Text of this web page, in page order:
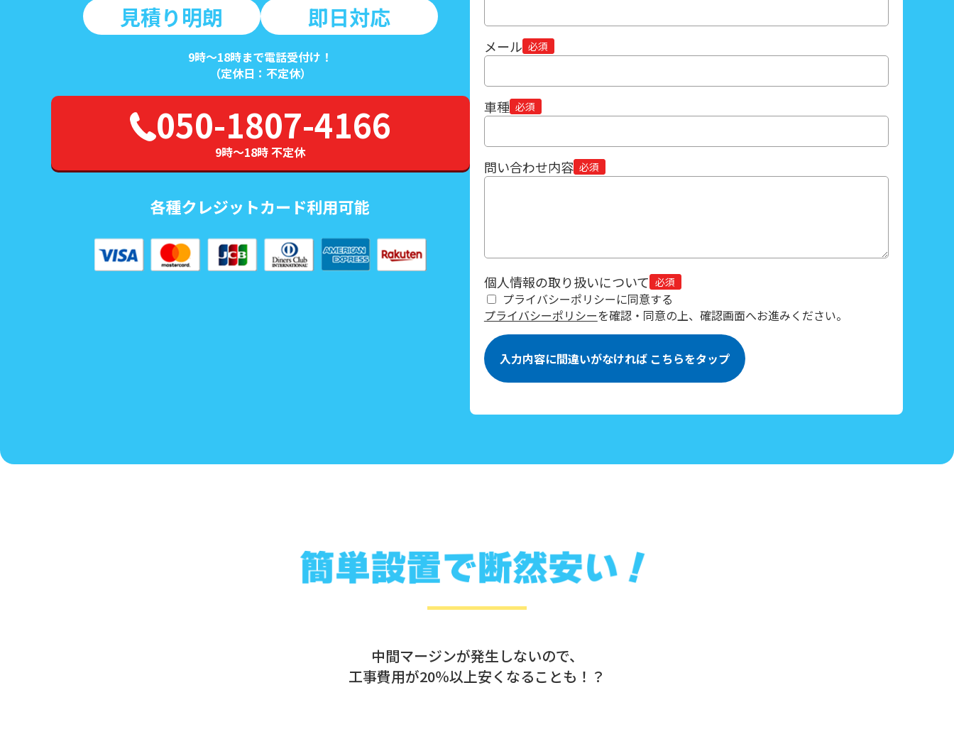
見積り明朗 即日対応
9時～18時まで電話受付け！
（定休日：不定休）
050-1807-4166
9時～18時 不定休
メール
車種
問い合わせ内容
個人情報の取り扱いについて
プライバシーポリシーに同意する
プライバシーポリシーを確認・同意の上、確認画面へお進みください。
入力内容に間違いがなければ こちらをタップ
中間マージンが発生しないので、
工事費用が20％以上安くなることも！？